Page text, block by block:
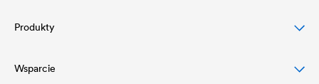
Ochrona dachów skośnych
Ochrona elewacji budynków
Produkty
Membrany dachowe
Wsparcie